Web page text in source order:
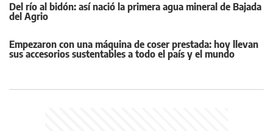
Del río al bidón: así nació la primera agua mineral de Bajada
del Agrio
Empezaron con una máquina de coser prestada: hoy llevan
sus accesorios sustentables a todo el país y el mundo